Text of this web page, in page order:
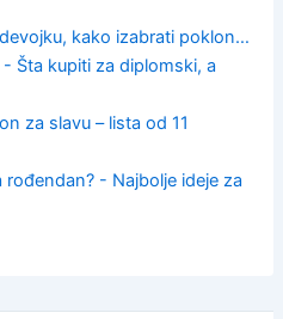
kako izabrati poklon…
Šta kupiti za diplomski, a
za slavu – lista od 11
rođendan? - Najbolje ideje za